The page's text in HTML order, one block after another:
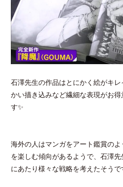
石澤先生の作品はとにかく絵がキ
かい描き込みなど繊細な表現がお
す✨
海外の人はマンガをアート鑑賞の
を楽しむ傾向があるようで、石澤
にあたり様々な戦略を考えたそうで